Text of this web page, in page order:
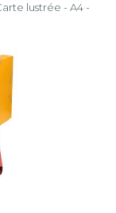
lustrée - A4 -